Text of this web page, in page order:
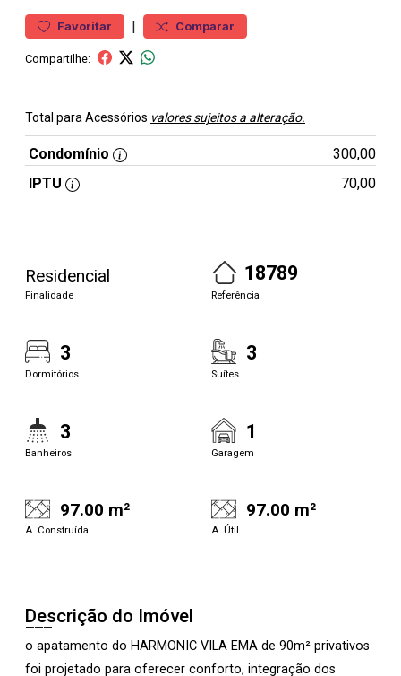
Favoritar | Comparar
Compartilhe:
Total para Acessórios valores sujeitos a alteração.
Condomínio
300,00
IPTU
70,00
Residencial
Finalidade
18789
Referência
3
Dormitórios
3
Suítes
3
Banheiros
1
Garagem
97.00 m²
A. Construída
97.00 m²
A. Útil
Descrição do Imóvel
o apatamento do HARMONIC VILA EMA de 90m² privativos
foi projetado para oferecer conforto, integração dos